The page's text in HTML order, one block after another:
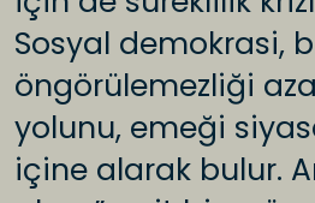
Sosyal demokrasi,
öngörülemezliği
yolunu, emeği
içine alarak bulur.